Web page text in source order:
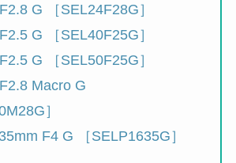
G ［SEL24F28G］
G ［SEL40F25G］
G ［SEL50F25G］
Macro G
］
F4 G ［SELP1635G］